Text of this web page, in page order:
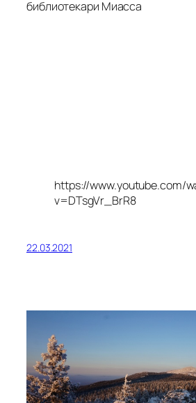
библиотекари Миасса
https://www.youtube.com/
v=DTsgVr_BrR8
22.03.2021